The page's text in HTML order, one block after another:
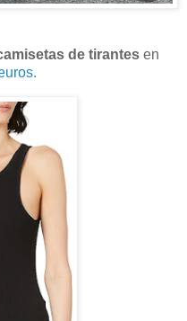
de tirantes en